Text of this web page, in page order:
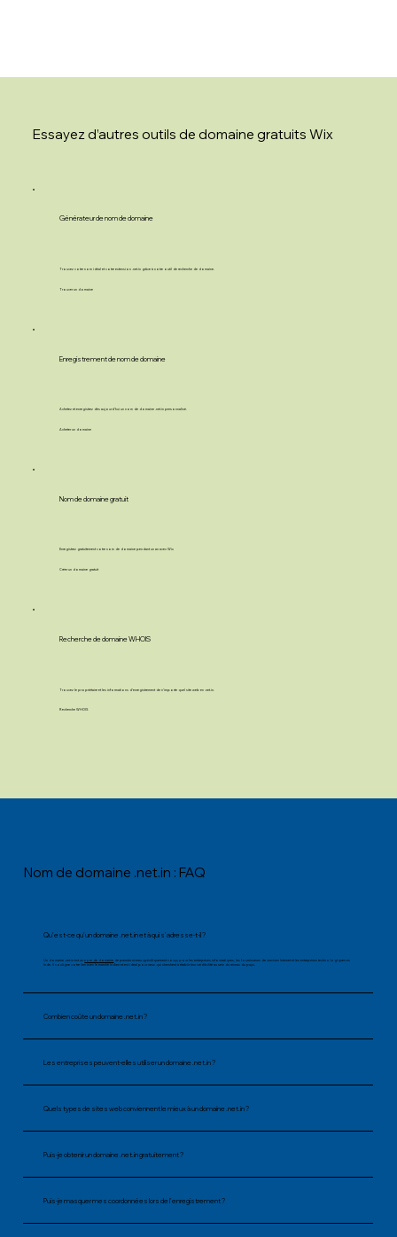
Essayez d’autres outils de domaine gratuits Wix
Générateur de nom de domaine
Trouvez votre nom idéal et votre extension .net.in grâce à notre outil de recherche de domaine.
Trouver un domaine
Enregistrement de nom de domaine
Achetez et enregistrez dès aujourd'hui un nom de domaine .net.in personnalisé.
Acheter un domaine
Nom de domaine gratuit
Enregistrez gratuitement votre nom de domaine pendant un an avec Wix
Créer un domaine gratuit
Recherche de domaine WHOIS
Trouvez le propriétaire et les informations d’enregistrement de n’importe quel site web en .net.in.
Recherche WHOIS
Nom de domaine .net.in : FAQ
Qu'est-ce qu'un domaine .net.in et à qui s'adresse-t-il ?
Un domaine .net.in est unnom de domaine de premier niveau spécifiquement conçu pour les entreprises informatiques, les fournisseurs de services Internet et les entreprises technologiques en
Inde. Il souligne votre lien avec le marché indien et est idéal pour ceux qui cherchent à établir leur crédibilité au sein du réseau du pays.
Combien coûte un domaine .net.in ?
Les entreprises peuvent-elles utiliser un domaine .net.in ?
Quels types de sites web conviennent le mieux à un domaine .net.in ?
Puis-je obtenir un domaine .net.in gratuitement ?
Puis-je masquer mes coordonnées lors de l'enregistrement ?